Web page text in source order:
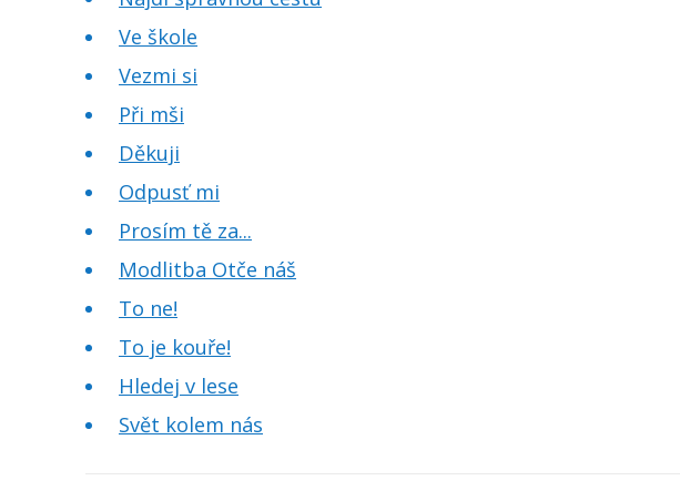
Ve škole
Vezmi si
Při mši
Děkuji
Odpusť mi
Prosím tě za...
Modlitba Otče náš
To ne!
To je kouře!
Hledej v lese
Svět kolem nás